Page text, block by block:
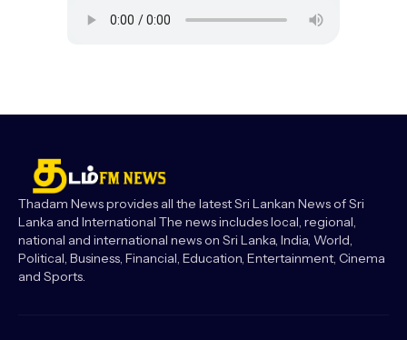
Thadam News provides all the latest Sri Lankan News of Sri
Lanka and International The news includes local, regional,
national and international news on Sri Lanka, India, World,
Political, Business, Financial, Education, Entertainment, Cinema
and Sports.